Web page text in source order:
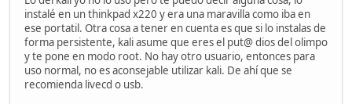
instalé en un thinkpad x220 y era una maravilla como iba en
ese portatil. Otra cosa a tener en cuenta es que si lo instalas de
forma persistente, kali asume que eres el put@ dios del olimpo
y te pone en modo root. No hay otro usuario, entonces para
uso normal, no es aconsejable utilizar kali. De ahí que se
recomienda livecd o usb.